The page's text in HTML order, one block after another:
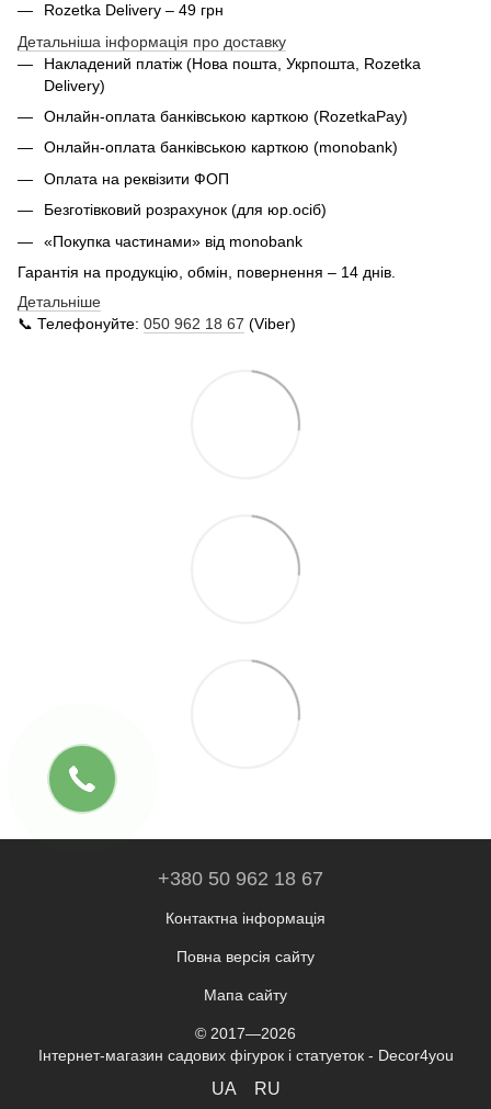
Rozetka Delivery – 49 грн
Детальніша інформація про доставку
Накладений платіж (Нова пошта, Укрпошта, Rozetka
Delivery)
Онлайн-оплата банківською карткою (RozetkaPay)
Онлайн-оплата банківською карткою (monobank)
Оплата на реквізити ФОП
Безготівковий розрахунок (для юр.осіб)
«Покупка частинами» від monobank
Гарантія на продукцію, обмін, повернення – 14 днів.
Детальніше
📞 Телефонуйте: 050 962 18 67 (Viber)
+380 50 962 18 67
Контактна інформація
Повна версія сайту
Мапа сайту
© 2017—2026
Інтернет-магазин садових фігурок і статуеток - Decor4you
UA RU